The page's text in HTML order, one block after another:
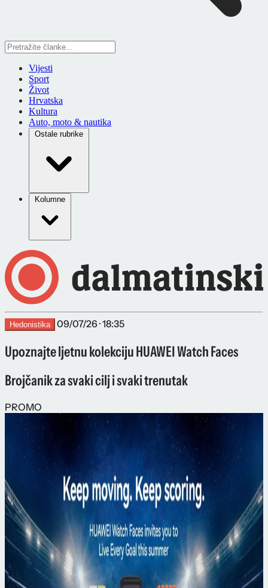
Vijesti
Sport
Život
Hrvatska
Kultura
Auto, moto & nautika
Ostale rubrike
Kolumne
Hedonistika 09/07/26 · 18:35
Upoznajte ljetnu kolekciju HUAWEI Watch Faces
Brojčanik za svaki cilj i svaki trenutak
PROMO